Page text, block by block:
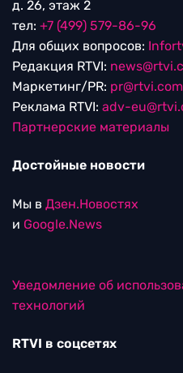
д. 26, этаж 2
тел: +7 (499) 579-86-96
Для общих вопросов:
Редакция RTVI:
Маркетинг/PR: pr@rtvi.com
Реклама RTVI: adv-
Партнерские материалы
Достойные новости
Мы в Дзен.Новостях
и Google.News
Уведомление об
технологий
RTVI в соцсетях